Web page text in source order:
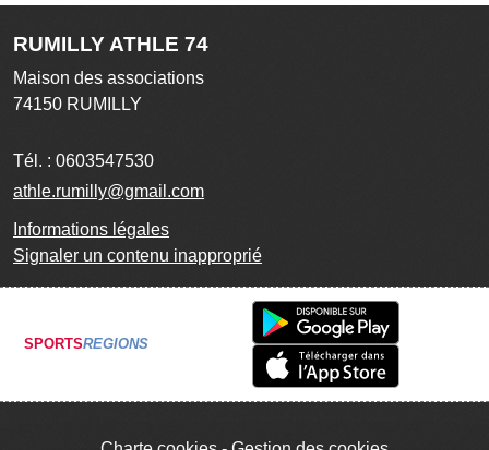
RUMILLY ATHLE 74
Maison des associations
74150 RUMILLY
Tél. : 0603547530
athle.rumilly@gmail.com
Informations légales
Signaler un contenu inapproprié
SPORTSREGIONS